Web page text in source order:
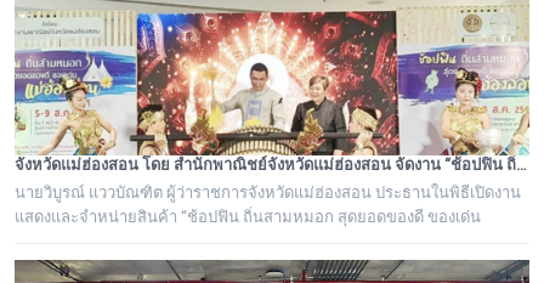
จังหวัดแม่ฮ่องสอน โดย สำนักพาณิชย์จังหวัดแม่ฮ่องสอน จัดงาน “ช้อปฟิน ถิ่นสามหมอก สุดยอดของดี ของเด่น แม่ฮ่องสอน”
นายวิบูรณ์ แววบัณฑิต ผู้ว่าราชการจังหวัดแม่ฮ่องสอน ประธานในพิธีเปิดงาน
แสดงและจำหน่ายสินค้า “ช้อปฟิน ถิ่นสามหมอก สุดยอดของดี ของเด่น